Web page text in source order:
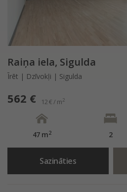
Raiņa iela, Sigulda
Īrēt | Dzīvokļi | Sigulda
562 € 12 € / m2
47 m2 2
Sazināties